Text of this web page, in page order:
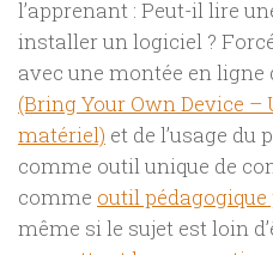
l’apprenant : Peut-il lire
installer un logiciel ?
avec une montée en ligne
(Bring Your Own Device
matériel) et de l’usage
comme outil unique de
comme outil
même si le sujet est loin